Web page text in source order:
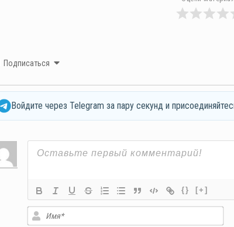
Подписаться
Войдите через Telegram за пару секунд и
{} [+]